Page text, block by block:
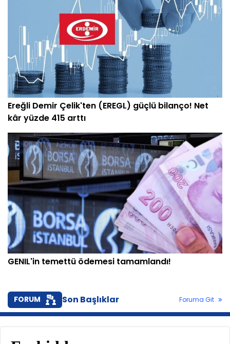
Ereğli Demir Çelik'ten (EREGL) güçlü bilanço! Net
kâr yüzde 415 arttı
GENIL'in temettü ödemesi tamamlandı!
FORUM Son Başlıklar Foruma Git